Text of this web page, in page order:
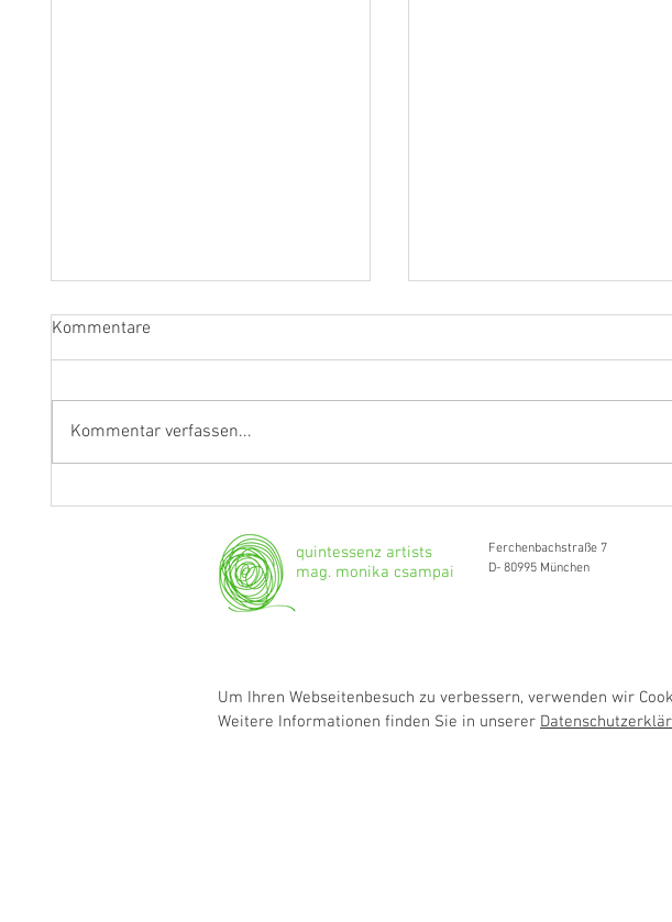
musikalische Grenzgängerin
Kommentare
Kommentar verfassen...
quintessenz artists
mag. monika csampai
Ferchenbachstraße 7
D- 80995 München
Um Ihren Webseitenbesuch zu verbessern, verwenden wir
Weitere Informationen finden Sie in unserer